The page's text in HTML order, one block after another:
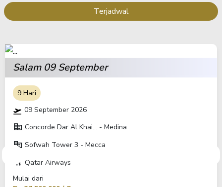
Terjadwal
Salam 09 September
9 Hari
09 September 2026
corporate_fare Concorde Dar Al Khai... - Medina
corporate_fare Sofwah Tower 3 - Mecca
travel Qatar Airways
Mulai dari